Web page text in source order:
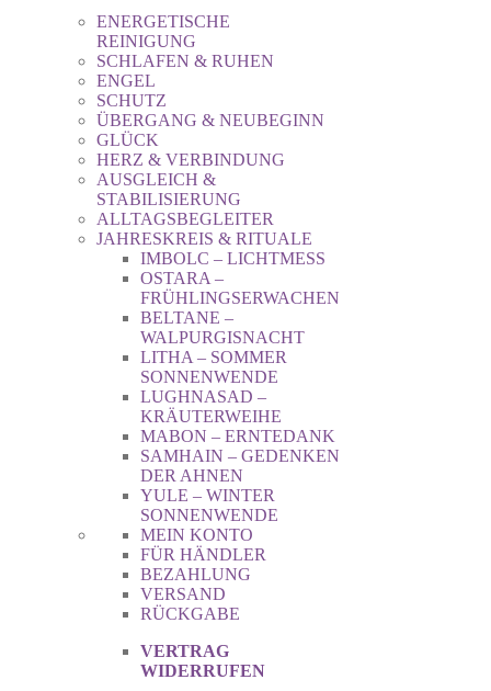
ENERGETISCHE
REINIGUNG
SCHLAFEN & RUHEN
ENGEL
SCHUTZ
ÜBERGANG & NEUBEGINN
GLÜCK
HERZ & VERBINDUNG
AUSGLEICH &
STABILISIERUNG
ALLTAGSBEGLEITER
JAHRESKREIS & RITUALE
IMBOLC – LICHTMESS
OSTARA –
FRÜHLINGSERWACHEN
BELTANE –
WALPURGISNACHT
LITHA – SOMMER
SONNENWENDE
LUGHNASAD –
KRÄUTERWEIHE
MABON – ERNTEDANK
SAMHAIN – GEDENKEN
DER AHNEN
YULE – WINTER
SONNENWENDE
MEIN KONTO
FÜR HÄNDLER
BEZAHLUNG
VERSAND
RÜCKGABE
VERTRAG
WIDERRUFEN